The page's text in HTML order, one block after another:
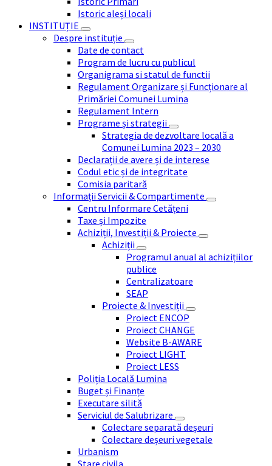
Istoric aleși locali
INSTITUȚIE
Despre instituție
Date de contact
Program de lucru cu publicul
Organigrama si statul de functii
Regulament Organizare și Funcționare al
Primăriei Comunei Lumina
Regulament Intern
Programe și strategii
Strategia de dezvoltare locală a
Comunei Lumina 2023 – 2030
Declarații de avere și de interese
Codul etic și de integritate
Comisia paritară
Informații Servicii & Compartimente
Centru Informare Cetățeni
Taxe și Impozite
Achiziții, Investiții & Proiecte
Achiziții
Programul anual al achizițiilor
publice
Centralizatoare
SEAP
Proiecte & Investiții
Proiect ENCOP
Proiect CHANGE
Website B-AWARE
Proiect LIGHT
Proiect LESS
Poliția Locală Lumina
Buget și Finanțe
Executare silită
Serviciul de Salubrizare
Colectare separată deșeuri
Colectare deșeuri vegetale
Urbanism
Stare civila